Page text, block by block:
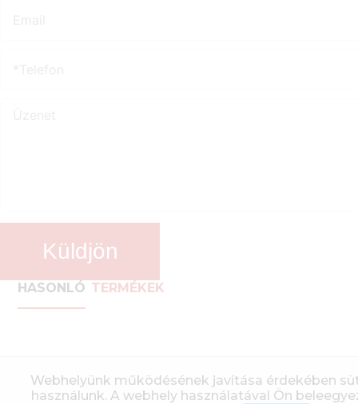
Küldjön
HASONLÓ TERMÉKEK
Webhelyünk működésének javítása érdekében
használunk. A webhely használatával Ön